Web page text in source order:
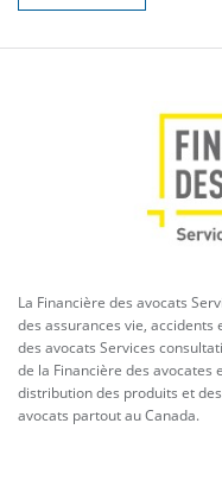
La Financière des avocats
des assurances vie, accidents
des avocats Services
de la Financière des
distribution des produits et
avocats partout au Canada.